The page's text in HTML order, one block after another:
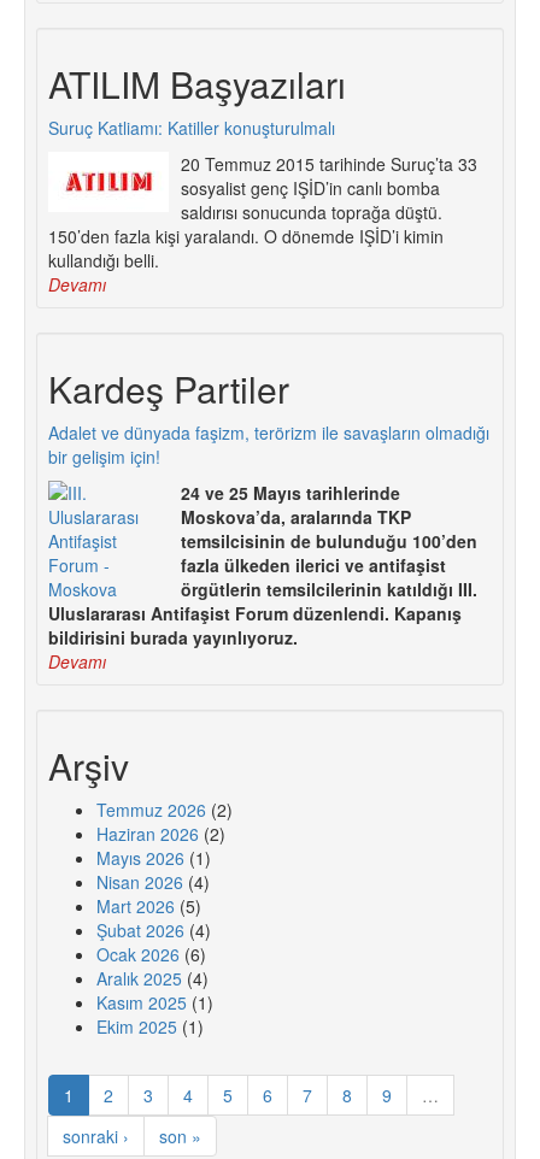
ATILIM Başyazıları
Suruç Katliamı: Katiller konuşturulmalı
20 Temmuz 2015 tarihinde Suruç’ta 33
sosyalist genç IŞİD’in canlı bomba
saldırısı sonucunda toprağa düştü.
150’den fazla kişi yaralandı. O dönemde IŞİD’i kimin
kullandığı belli.
Devamı
Kardeş Partiler
Adalet ve dünyada faşizm, terörizm ile savaşların olmadığı
bir gelişim için!
24 ve 25 Mayıs tarihlerinde
Moskova’da, aralarında TKP
temsilcisinin de bulunduğu 100’den
fazla ülkeden ilerici ve antifaşist
örgütlerin temsilcilerinin katıldığı III.
Uluslararası Antifaşist Forum düzenlendi. Kapanış
bildirisini burada yayınlıyoruz.
Devamı
Arşiv
Temmuz 2026 (2)
Haziran 2026 (2)
Mayıs 2026 (1)
Nisan 2026 (4)
Mart 2026 (5)
Şubat 2026 (4)
Ocak 2026 (6)
Aralık 2025 (4)
Kasım 2025 (1)
Ekim 2025 (1)
1 2 3 4 5 6 7 8 9
…
sonraki ›
son »